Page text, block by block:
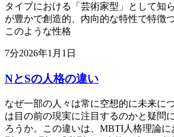
タイプにおける「芸術家型」として知
が豊かで創造的、内向的な特性で特徴
このような性格
7分2026年1月1日
NとSの人格の違い
なぜ一部の人々は常に空想的に未来に
は目の前の現実に注目するのかと疑問
ろうか。この違いは、MBTI人格理論